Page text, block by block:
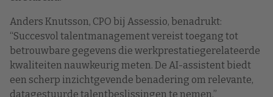
Anders Knutsson, CPO bij Assessio, benadrukt:
“Succesvol talentmanagement vereist toegang tot
betrouwbare gegevens die werkprestatiegerelateerde
kwaliteiten nauwkeurig meten. De AI-assistent biedt
een scherp inzichtgevende benadering om relevante,
datagestuurde talentbeslissingen te nemen.”